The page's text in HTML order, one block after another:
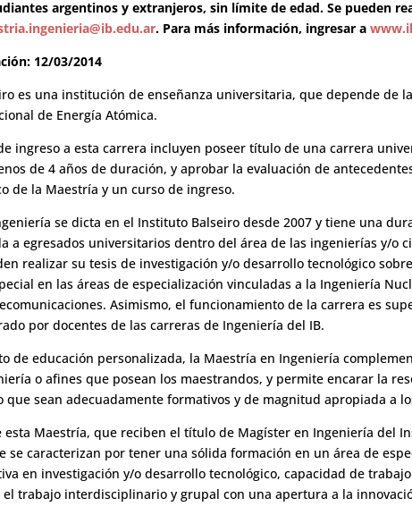
argentinos y extranjeros, sin límite de edad. Se pueden
. Para más información, ingresar a
12/03/2014
es una institución de enseñanza universitaria, que depende de
de Energía Atómica.
ingreso a esta carrera incluyen poseer título de una carrera
de 4 años de duración, y aprobar la evaluación de
de la Maestría y un curso de ingreso.
se dicta en el Instituto Balseiro desde 2007 y tiene una
a egresados universitarios dentro del área de las ingenierías y/o
realizar su tesis de investigación y/o desarrollo tecnológico
en las áreas de especialización vinculadas a la Ingeniería
Asimismo, el funcionamiento de la carrera es
por docentes de las carreras de Ingeniería del IB.
de educación personalizada, la Maestría en Ingeniería
o afines que posean los maestrandos, y permite encarar la
que sean adecuadamente formativos y de magnitud apropiada a
esta Maestría, que reciben el título de Magíster en Ingeniería del
se caracterizan por tener una sólida formación en un área de
en investigación y/o desarrollo tecnológico, capacidad de
trabajo interdisciplinario y grupal con una apertura a la